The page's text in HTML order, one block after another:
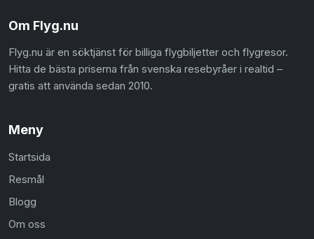
Om Flyg.nu
Flyg.nu är en söktjänst för billiga flygbiljetter och flygresor.
Hitta de bästa priserna från svenska resebyråer i realtid –
gratis att använda sedan 2010.
Meny
Startsida
Resmål
Blogg
Om oss